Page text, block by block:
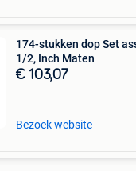
174-stukken dop Set
1/2, Inch Maten
€ 103,07
Bezoek website